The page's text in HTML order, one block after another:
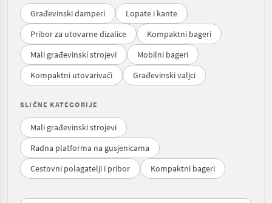
Građevinski damperi
Lopate i kante
Pribor za utovarne dizalice
Kompaktni bageri
Mali građevinski strojevi
Mobilni bageri
Kompaktni utovarivači
Građevinski valjci
SLIČNE KATEGORIJE
Mali građevinski strojevi
Radna platforma na gusjenicama
Cestovni polagatelji i pribor
Kompaktni bageri